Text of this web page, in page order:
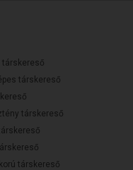
társkereső
társkereső
társkereső
társkereső